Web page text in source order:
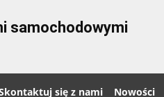
samochodowymi
się z nami Nowości